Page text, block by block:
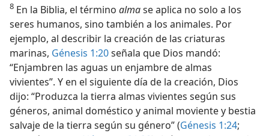
8 En la Biblia, el término almase aplica no solo a los
seres humanos, sino también a los animales. Por
ejemplo, al describir la creación de las criaturas
marinas, Génesis 1:20señala que Dios mandó:
“Enjambren las aguas un enjambre de almas
vivientes”. Y en el siguiente día de la creación, Dios
dijo: “Produzca la tierra almas vivientes según sus
géneros, animal doméstico y animal moviente y bestia
salvaje de la tierra según su género” (Génesis 1:24;